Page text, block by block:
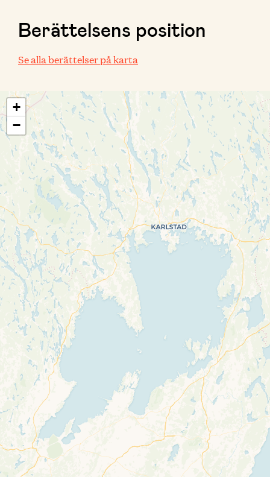
Berättelsens position
Se alla berättelser på karta
+
−